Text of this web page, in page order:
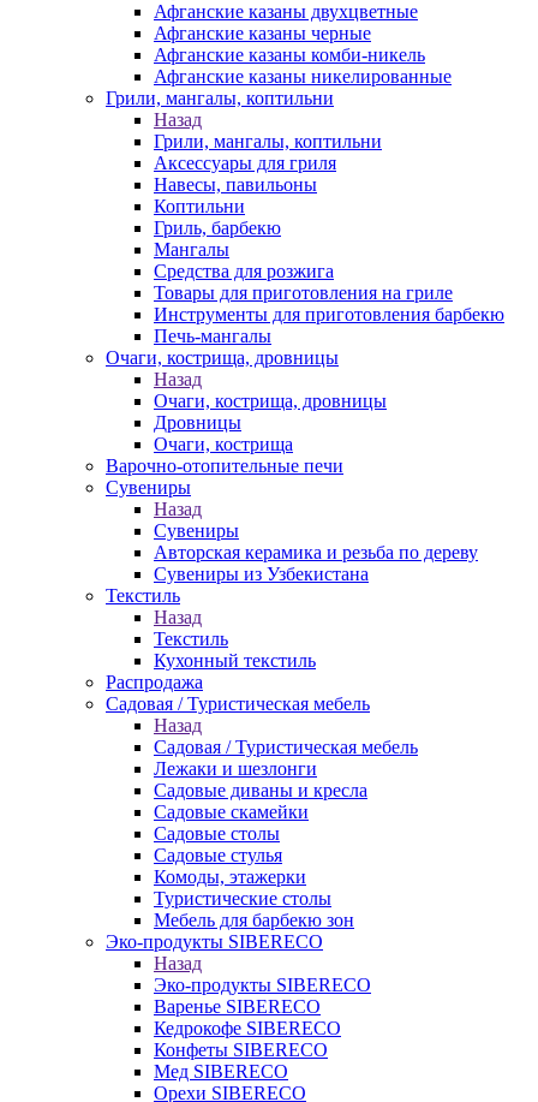
Афганские казаны двухцветные
Афганские казаны черные
Афганские казаны комби-никель
Афганские казаны никелированные
Грили, мангалы, коптильни
Назад
Грили, мангалы, коптильни
Аксессуары для гриля
Навесы, павильоны
Коптильни
Гриль, барбекю
Мангалы
Средства для розжига
Товары для приготовления на гриле
Инструменты для приготовления барбекю
Печь-мангалы
Очаги, кострища, дровницы
Назад
Очаги, кострища, дровницы
Дровницы
Очаги, кострища
Варочно-отопительные печи
Сувениры
Назад
Сувениры
Авторская керамика и резьба по дереву
Сувениры из Узбекистана
Текстиль
Назад
Текстиль
Кухонный текстиль
Распродажа
Садовая / Туристическая мебель
Назад
Садовая / Туристическая мебель
Лежаки и шезлонги
Садовые диваны и кресла
Садовые скамейки
Садовые столы
Садовые стулья
Комоды, этажерки
Туристические столы
Мебель для барбекю зон
Эко-продукты SIBERECO
Назад
Эко-продукты SIBERECO
Варенье SIBERECO
Кедрокофе SIBERECO
Конфеты SIBERECO
Мед SIBERECO
Орехи SIBERECO